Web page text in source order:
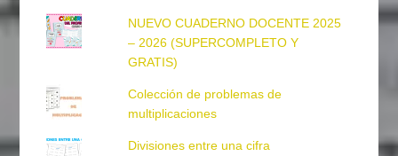
NUEVO CUADERNO DOCENTE 2025
– 2026 (SUPERCOMPLETO Y
GRATIS)
Colección de problemas de
multiplicaciones
Divisiones entre una cifra